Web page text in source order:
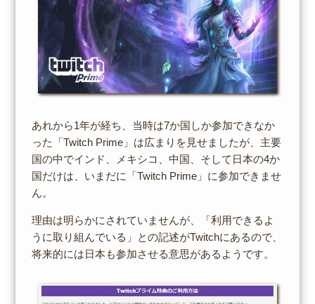
あれから1年が経ち、当時は7か国しか参加できなか
った「Twitch Prime」は広まりを見せましたが、主要
国の中でインド、メキシコ、中国、そして日本の4か
国だけは、いまだに「Twitch Prime」に参加できませ
ん。
理由は明らかにされていませんが、「利用できるよ
うに取り組んでいる」との記述がTwitchにあるので、
将来的には日本も参加させる意思があるようです。